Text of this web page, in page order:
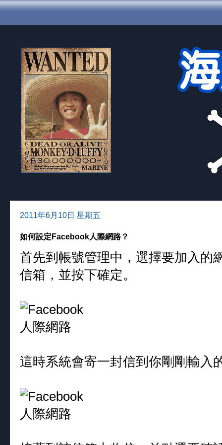
2011年6月10日 星期五
如何設定Facebook人際網路？
首先到帳號管理中，選擇要加入的
信箱，並按下確定。
這時系統會寄一封信到你剛剛輸入